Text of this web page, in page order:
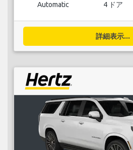
Automatic 4 ドア
詳細表示...